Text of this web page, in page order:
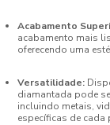
Acabamento
acabamento mais
oferecendo uma
Versatilidade:
diamantada pode
incluindo metais,
específicas de cada